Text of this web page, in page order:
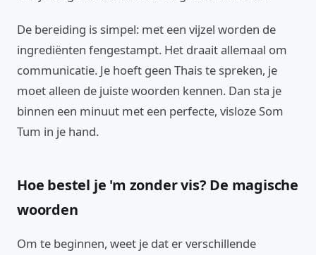
De bereiding is simpel: met een vijzel worden de
ingrediënten fengestampt. Het draait allemaal om
communicatie. Je hoeft geen Thais te spreken, je
moet alleen de juiste woorden kennen. Dan sta je
binnen een minuut met een perfecte, visloze Som
Tum in je hand.
Hoe bestel je 'm zonder vis? De magische
woorden
Om te beginnen, weet je dat er verschillende